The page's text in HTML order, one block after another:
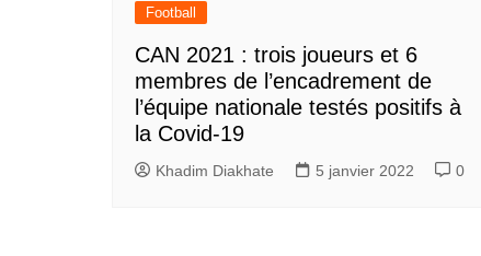
Football
CAN 2021 : trois joueurs et 6
membres de l’encadrement de
l’équipe nationale testés positifs à
la Covid-19
Khadim Diakhate 5 janvier 2022 0